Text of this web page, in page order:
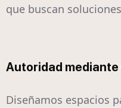
que buscan
Autoridad
Diseñamos espacios